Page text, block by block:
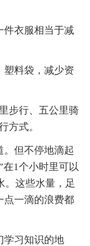
衣服相当于减
料袋，减少资
步行、五公里骑
方式。
但不停地滴起
1个小时里可以
。这些水量，足
点一滴的浪费都
习知识的地